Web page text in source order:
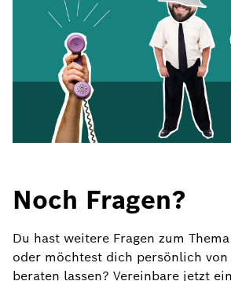
Noch Fragen?
Du hast weitere Fragen zum
oder möchtest dich persönlich
beraten lassen? Vereinbare jetzt